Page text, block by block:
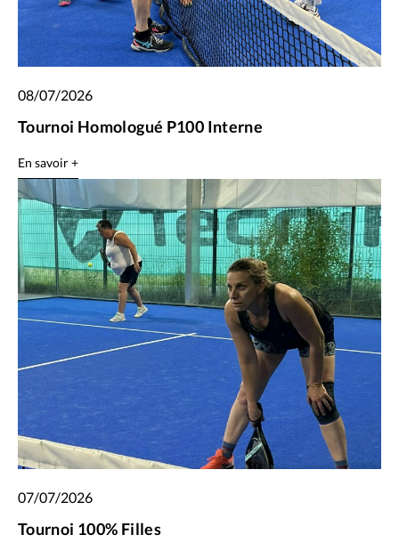
08/07/2026
Tournoi Homologué P100 Interne
En savoir +
07/07/2026
Tournoi 100% Filles